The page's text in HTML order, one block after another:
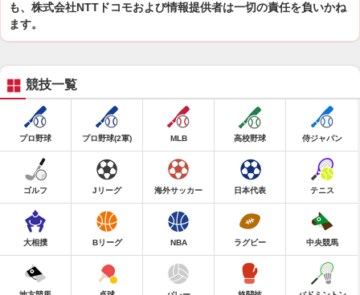
も、株式会社NTTドコモおよび情報提供者は一切の責任を負いかね
ます。
競技一覧
プロ野球 プロ野球(2軍) MLB 高校野球 侍ジャパン
ゴルフ Jリーグ 海外サッカー 日本代表 テニス
大相撲 Bリーグ NBA ラグビー 中央競馬